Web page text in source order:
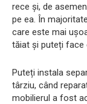
rece și, de
pe ea. În
care este mai
tăiat și puteți face
Puteți instala
târziu, când
mobilierul a fost